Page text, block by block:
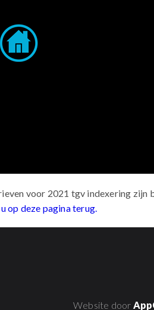
voor 2021 tgv indexering zijn
op deze pagina terug.
Website door